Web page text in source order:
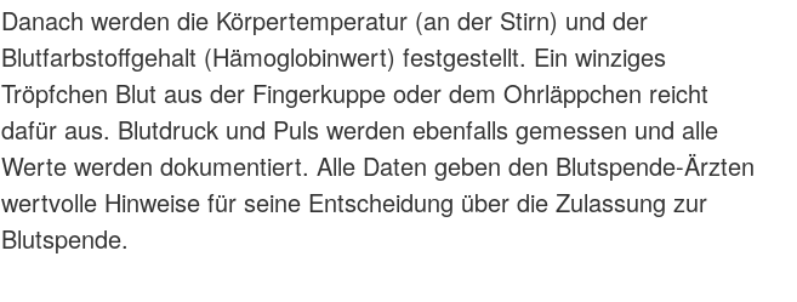
Danach werden die Körpertemperatur (an der Stirn) und der
Blutfarbstoffgehalt (Hämoglobinwert) festgestellt. Ein winziges
Tröpfchen Blut aus der Fingerkuppe oder dem Ohrläppchen reicht
dafür aus. Blutdruck und Puls werden ebenfalls gemessen und alle
Werte werden dokumentiert. Alle Daten geben den Blutspende-Ärzten
wertvolle Hinweise für seine Entscheidung über die Zulassung zur
Blutspende.